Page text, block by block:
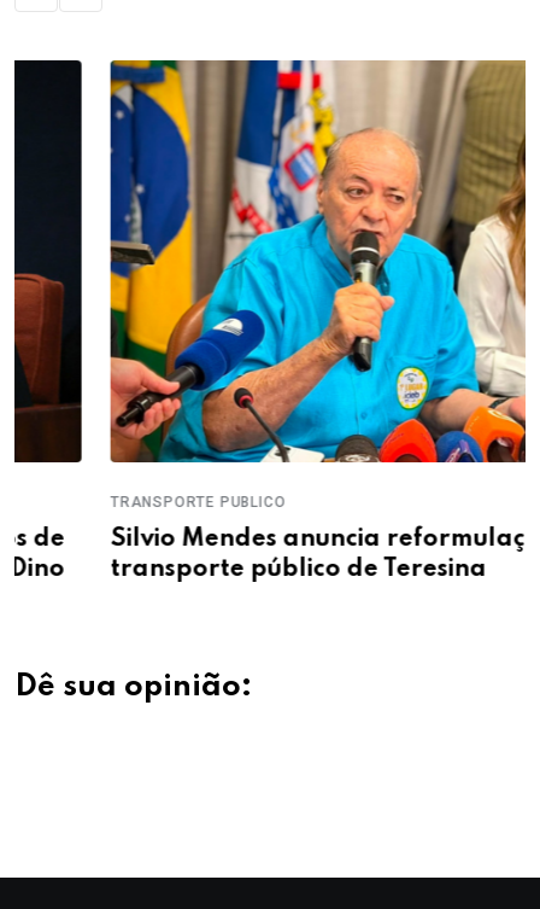
TRANSPORTE PUBLICO
Silvio Mendes anuncia reformulação do
transporte público de Teresina
Dê sua opinião: